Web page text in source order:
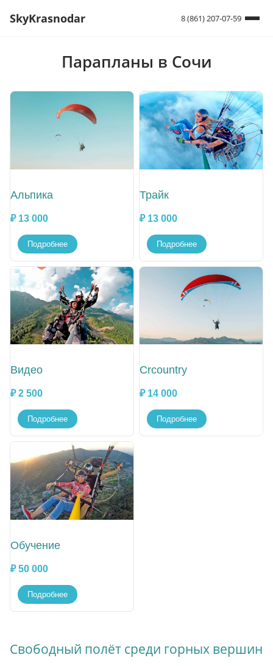
SkyKrasnodar 8 (861) 207-07-59
Парапланы в Сочи
Альпика
₽ 13 000
Подробнее
Трайк
₽ 13 000
Подробнее
Видео
₽ 2 500
Подробнее
Crcountry
₽ 14 000
Подробнее
Обучение
₽ 50 000
Подробнее
Свободный полёт среди горных вершин